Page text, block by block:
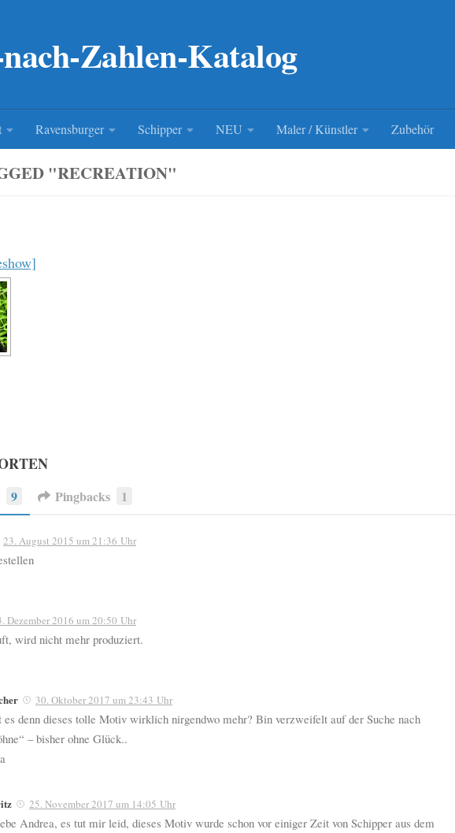
Zahlen-Katalog
Ravensburger Schipper NEU Maler / Künstler Zubehör
"RECREATION"
9 Pingbacks 1
23. August 2015 um 21:36 Uhr
Dezember 2016 um 20:50 Uhr
wird nicht mehr produziert.
30. Oktober 2017 um 23:43 Uhr
denn dieses tolle Motiv wirklich nirgendwo mehr? Bin verzweifelt auf der Suche nach
– bisher ohne Glück..
25. November 2017 um 14:05 Uhr
Andrea, es tut mir leid, dieses Motiv wurde schon vor einiger Zeit von Schipper aus dem